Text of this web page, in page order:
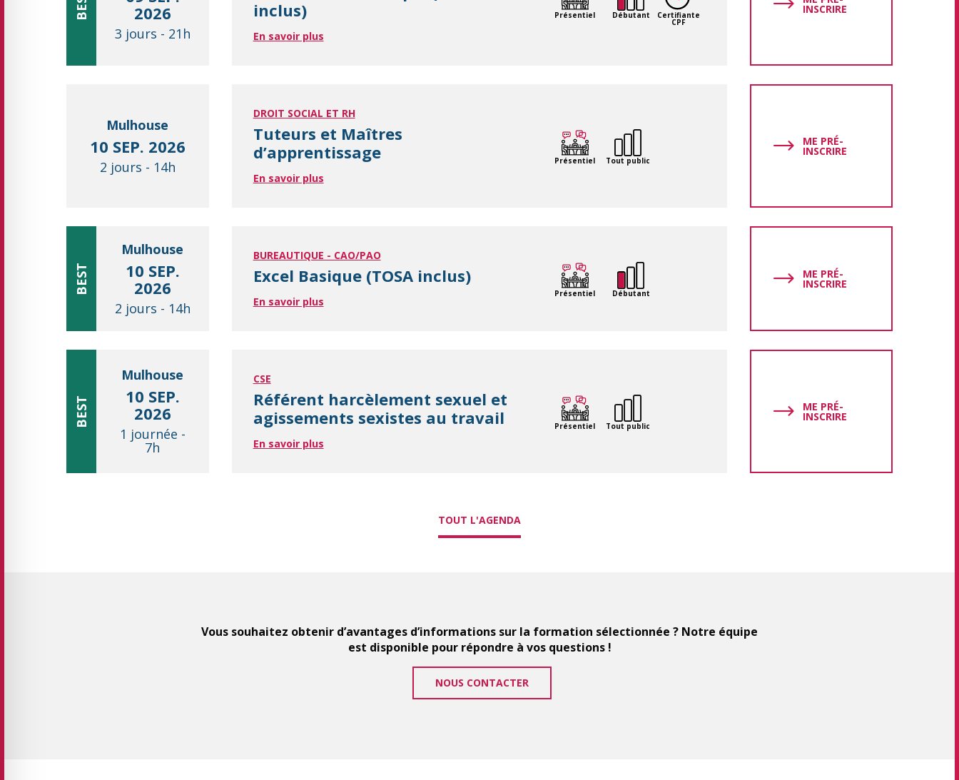
2026
3 jours - 21h
inclus)
En savoir plus
Présentiel Débutant Certifiante
CPF
INSCRIRE
Mulhouse
10 SEP. 2026
2 jours - 14h
DROIT SOCIAL ET RH
Tuteurs et Maîtres
d’apprentissage
En savoir plus
Présentiel Tout public
ME PRÉ-
INSCRIRE
BEST
Mulhouse
10 SEP.
2026
2 jours - 14h
BUREAUTIQUE - CAO/PAO
Excel Basique (TOSA inclus)
En savoir plus
Présentiel Débutant
ME PRÉ-
INSCRIRE
BEST
Mulhouse
10 SEP.
2026
1 journée -
7h
CSE
Référent harcèlement sexuel et
agissements sexistes au travail
En savoir plus
Présentiel Tout public
ME PRÉ-
INSCRIRE
TOUT L'AGENDA
Vous souhaitez obtenir d’avantages d’informations sur la formation sélectionnée ? Notre équipe
est disponible pour répondre à vos questions !
NOUS CONTACTER